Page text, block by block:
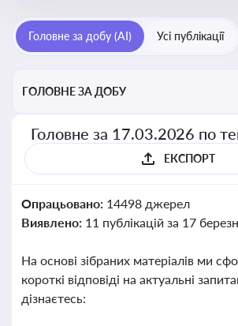
Головне за добу (AI) Усі публікації
ГОЛОВНЕ ЗА ДОБУ
Головне за 17.03.2026 по
ЕКСПОРТ
Опрацьовано: 14498 джерел
Виявлено: 11 публікацій за 17
На основі зібраних матеріалів ми
короткі відповіді на актуальні
дізнаєтесь: